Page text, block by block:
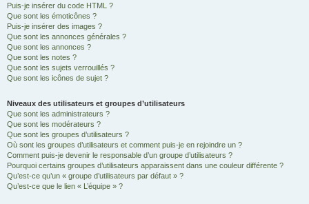
Puis-je insérer du code HTML ?
Que sont les émoticônes ?
Puis-je insérer des images ?
Que sont les annonces générales ?
Que sont les annonces ?
Que sont les notes ?
Que sont les sujets verrouillés ?
Que sont les icônes de sujet ?
Niveaux des utilisateurs et groupes d’utilisateurs
Que sont les administrateurs ?
Que sont les modérateurs ?
Que sont les groupes d’utilisateurs ?
Où sont les groupes d’utilisateurs et comment puis-je en rejoindre un ?
Comment puis-je devenir le responsable d’un groupe d’utilisateurs ?
Pourquoi certains groupes d’utilisateurs apparaissent dans une couleur différente ?
Qu’est-ce qu’un « groupe d’utilisateurs par défaut » ?
Qu’est-ce que le lien « L’équipe » ?